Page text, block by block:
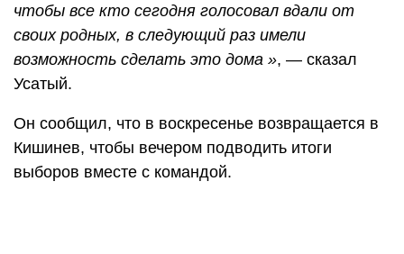
чтобы все кто сегодня голосовал вдали от
своих родных, в следующий раз имели
возможность сделать это дома », — сказал
Усатый.
Он сообщил, что в воскресенье возвращается в
Кишинев, чтобы вечером подводить итоги
выборов вместе с командой.